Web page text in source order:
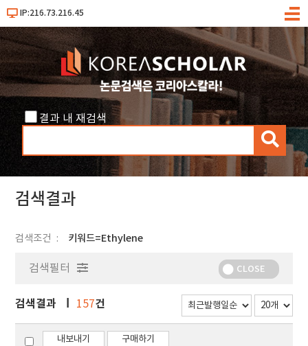
IP:216.73.216.45
메
결과 내 재검색
검
색
검색결과
검색조건 키워드=Ethylene
검색필터 CLOSE
검색결과 157건
내보내기 구매하기